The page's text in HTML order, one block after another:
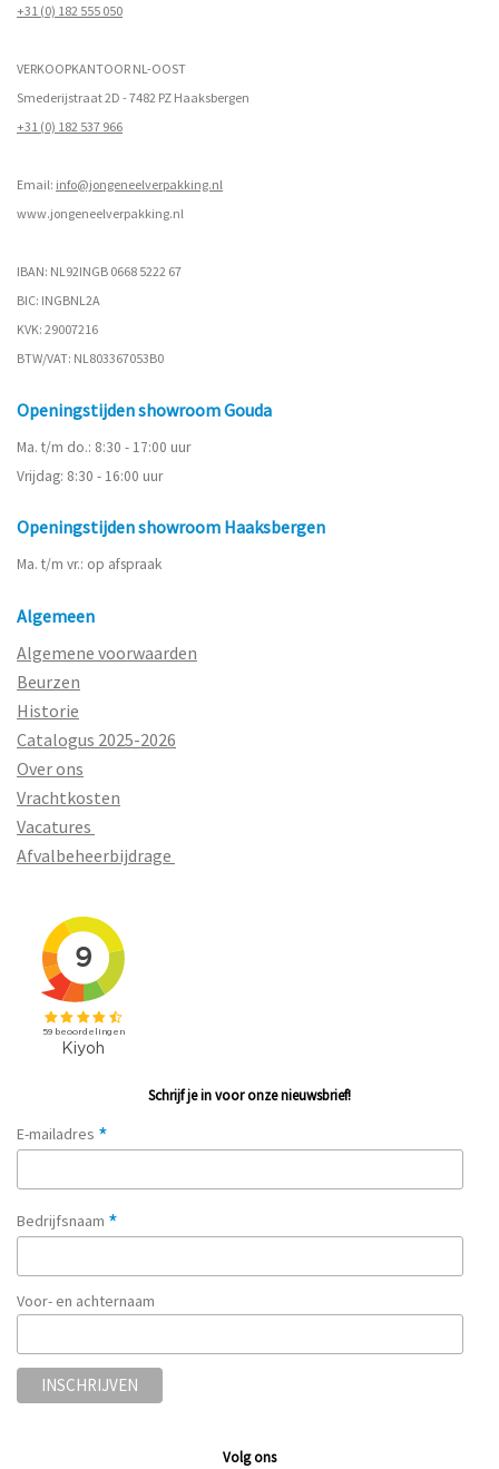
+31 (0) 182 555 050
VERKOOPKANTOOR NL-OOST
Smederijstraat 2D - 7482 PZ Haaksbergen
+31 (0) 182 537 966
Email: info@jongeneelverpakking.nl
www.jongeneelverpakking.nl
IBAN: NL92INGB 0668 5222 67
BIC: INGBNL2A
KVK: 29007216
BTW/VAT: NL803367053B0
Openingstijden showroom Gouda
Ma. t/m do.: 8:30 - 17:00 uur
Vrijdag: 8:30 - 16:00 uur
Openingstijden showroom Haaksbergen
Ma. t/m vr.: op afspraak
Algemeen
Algemene voorwaarden
Beurzen
Historie
Catalogus 2025-2026
Over ons
Vrachtkosten
Vacatures
Afvalbeheerbijdrage
Schrijf je in voor onze nieuwsbrief!
E-mailadres *
Bedrijfsnaam *
Voor- en achternaam
Volg ons